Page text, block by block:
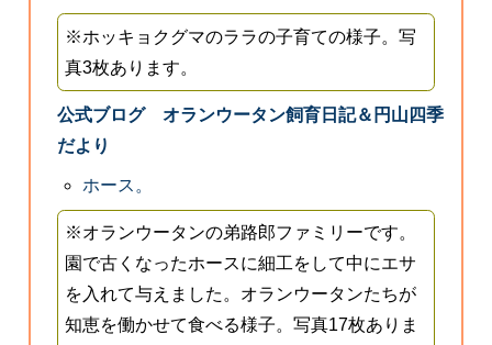
※ホッキョクグマのララの子育ての様子。写
真3枚あります。
公式ブログ オランウータン飼育日記＆円山四季
だより
ホース。
※オランウータンの弟路郎ファミリーです。
園で古くなったホースに細工をして中にエサ
を入れて与えました。オランウータンたちが
知恵を働かせて食べる様子。写真17枚ありま